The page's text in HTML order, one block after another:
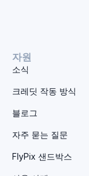
자원
소식
크레딧 작동 방식
블로그
자주 묻는 질문
FlyPix 샌드박스